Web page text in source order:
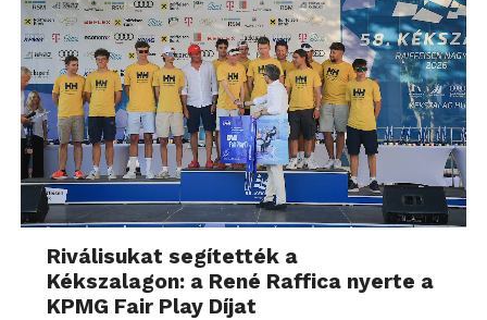
Riválisukat segítették a
Kékszalagon: a René Raffica nyerte a
KPMG Fair Play Díjat